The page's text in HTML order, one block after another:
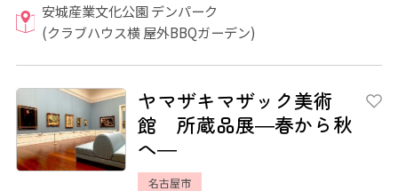
安城産業文化公園 デンパーク
(クラブハウス横 屋外BBQガーデン)
ヤマザキマザック美術
館 所蔵品展―春から秋
へ―
名古屋市